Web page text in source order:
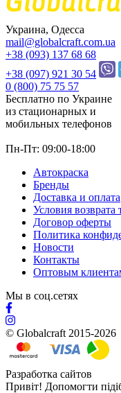
Украина, Одесса
mail@globalcraft.com.ua
+38 (093) 137 68 68
+38 (097) 921 30 54
0 (800) 75 75 57
Бесплатно по Украине
из стационарных и
мобильных телефонов
Пн-Пт: 09:00-18:00
Автокраска
Бренды
Доставка и оплата
Условия возврата
Договор оферты
Политика
Новости
Контакты
Оптовым
Мы в соц.сетях
© Globalcraft 2015-2026
Разработка сайтов
Привіт! Допомогти